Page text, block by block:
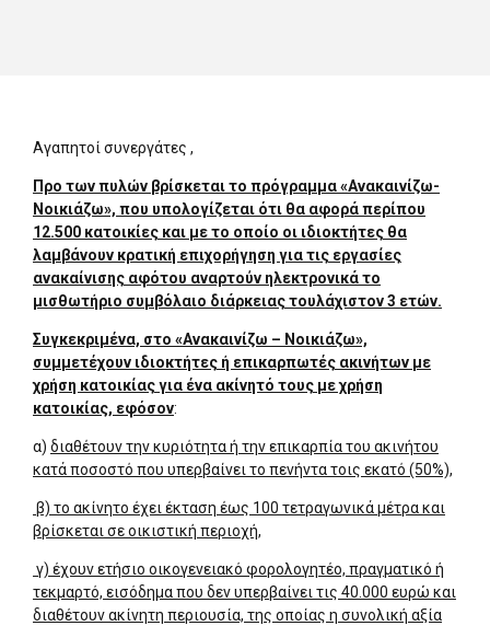
Αγαπητοί συνεργάτες ,
Προ των πυλών βρίσκεται το πρόγραμμα «Ανακαινίζω-
Νοικιάζω», που υπολογίζεται ότι θα αφορά περίπου
12.500 κατοικίες και με το οποίο οι ιδιοκτήτες θα
λαμβάνουν κρατική επιχορήγηση για τις εργασίες
ανακαίνισης αφότου αναρτούν ηλεκτρονικά το
μισθωτήριο συμβόλαιο διάρκειας τουλάχιστον 3 ετών.
Συγκεκριμένα, στο «Ανακαινίζω – Νοικιάζω»,
συμμετέχουν ιδιοκτήτες ή επικαρπωτές ακινήτων με
χρήση κατοικίας για ένα ακίνητό τους με χρήση
κατοικίας, εφόσον:
α) διαθέτουν την κυριότητα ή την επικαρπία του ακινήτου
κατά ποσοστό που υπερβαίνει το πενήντα τοις εκατό (50%),
β) το ακίνητο έχει έκταση έως 100 τετραγωνικά μέτρα και
βρίσκεται σε οικιστική περιοχή,
γ) έχουν ετήσιο οικογενειακό φορολογητέο, πραγματικό ή
τεκμαρτό, εισόδημα που δεν υπερβαίνει τις 40.000 ευρώ και
διαθέτουν ακίνητη περιουσία, της οποίας η συνολική αξία